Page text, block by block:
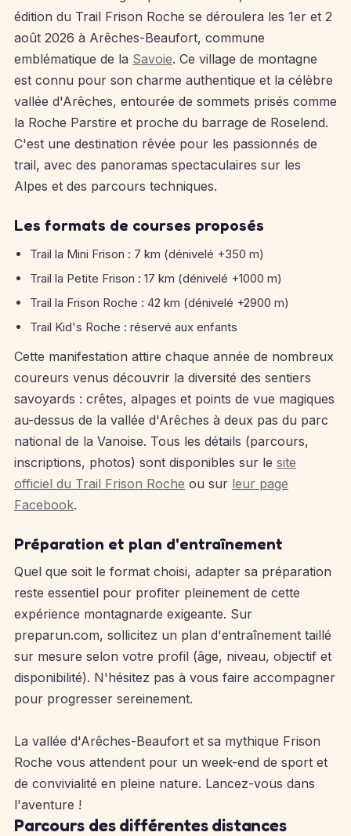
édition du Trail Frison Roche se déroulera les 1er et 2
août 2026 à Arêches-Beaufort, commune
emblématique de la Savoie. Ce village de montagne
est connu pour son charme authentique et la célèbre
vallée d'Arêches, entourée de sommets prisés comme
la Roche Parstire et proche du barrage de Roselend.
C'est une destination rêvée pour les passionnés de
trail, avec des panoramas spectaculaires sur les
Alpes et des parcours techniques.
Les formats de courses proposés
Trail la Mini Frison : 7 km (dénivelé +350 m)
Trail la Petite Frison : 17 km (dénivelé +1000 m)
Trail la Frison Roche : 42 km (dénivelé +2900 m)
Trail Kid's Roche : réservé aux enfants
Cette manifestation attire chaque année de nombreux
coureurs venus découvrir la diversité des sentiers
savoyards : crêtes, alpages et points de vue magiques
au-dessus de la vallée d'Arêches à deux pas du parc
national de la Vanoise. Tous les détails (parcours,
inscriptions, photos) sont disponibles sur le site
officiel du Trail Frison Roche ou sur leur page
Facebook.
Préparation et plan d'entraînement
Quel que soit le format choisi, adapter sa préparation
reste essentiel pour profiter pleinement de cette
expérience montagnarde exigeante. Sur
preparun.com, sollicitez un plan d'entraînement taillé
sur mesure selon votre profil (âge, niveau, objectif et
disponibilité). N'hésitez pas à vous faire accompagner
pour progresser sereinement.
La vallée d'Arêches-Beaufort et sa mythique Frison
Roche vous attendent pour un week-end de sport et
de convivialité en pleine nature. Lancez-vous dans
l'aventure !
Parcours des différentes distances